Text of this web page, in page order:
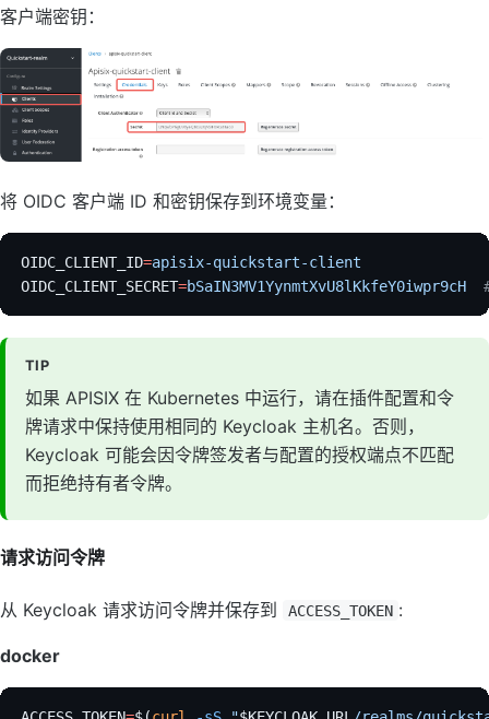
客户端密钥：
将 OIDC 客户端 ID 和密钥保存到环境变量：
OIDC_CLIENT_ID=apisix-quickstart-client
OIDC_CLIENT_SECRET=bSaIN3MV1YynmtXvU8lKkfeY0iwpr9cH
TIP
如果 APISIX 在 Kubernetes 中运行，请在插件配置和令
牌请求中保持使用相同的 Keycloak 主机名。否则，
Keycloak 可能会因令牌签发者与配置的授权端点不匹配
而拒绝持有者令牌。
请求访问令牌
从 Keycloak 请求访问令牌并保存到 ACCESS_TOKEN :
docker